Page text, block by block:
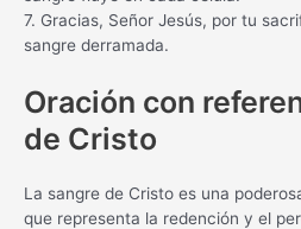
7. Gracias, Señor Jesús, por tu
sangre derramada.
Oración con
de Cristo
La sangre de Cristo es una
que representa la redención y el